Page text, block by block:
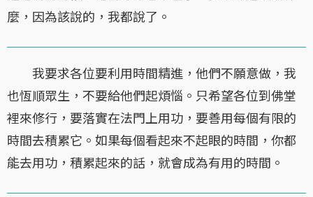
麼，因為該說的，我都說了。
我要求各位要利用時間精進，他們不願意做，我
也恆順眾生，不要給他們起煩惱。只希望各位到佛堂
裡來修行，要落實在法門上用功，要善用每個有限的
時間去積累它。如果每個看起來不起眼的時間，你都
能去用功，積累起來的話，就會成為有用的時間。